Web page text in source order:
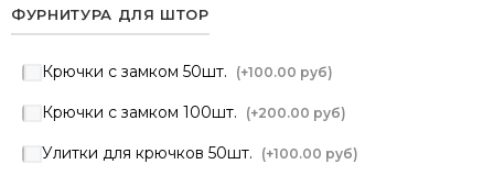
ФУРНИТУРА ДЛЯ ШТОР
Крючки с замком 50шт. (+100.00 руб)
Крючки с замком 100шт. (+200.00 руб)
Улитки для крючков 50шт. (+100.00 руб)